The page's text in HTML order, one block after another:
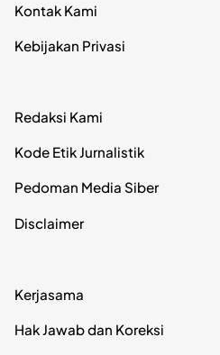
Kontak Kami
Kebijakan Privasi
Redaksi Kami
Kode Etik Jurnalistik
Pedoman Media Siber
Disclaimer
Kerjasama
Hak Jawab dan Koreksi